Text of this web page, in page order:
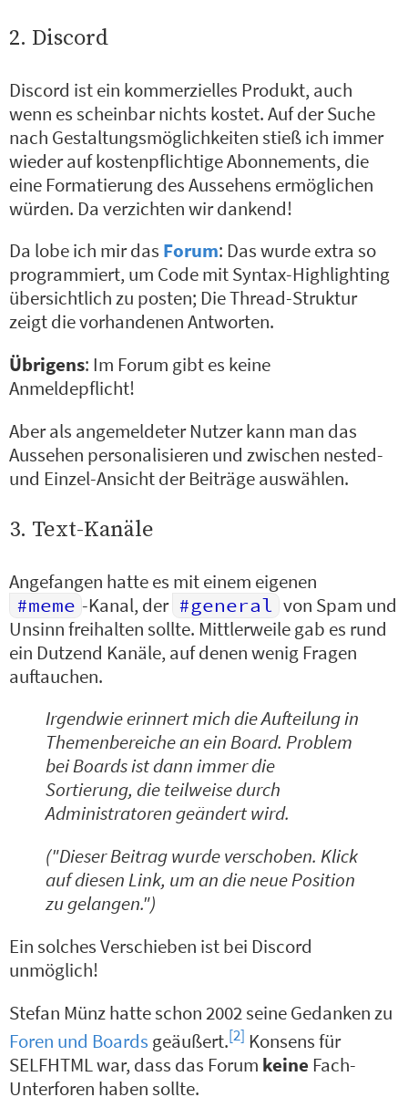
2. Discord
Discord ist ein kommerzielles Produkt, auch
wenn es scheinbar nichts kostet. Auf der Suche
nach Gestaltungsmöglichkeiten stieß ich immer
wieder auf kostenpflichtige Abonnements, die
eine Formatierung des Aussehens ermöglichen
würden. Da verzichten wir dankend!
Da lobe ich mir das Forum: Das wurde extra so
programmiert, um Code mit Syntax-Highlighting
übersichtlich zu posten; Die Thread-Struktur
zeigt die vorhandenen Antworten.
Übrigens: Im Forum gibt es keine
Anmeldepflicht!
Aber als angemeldeter Nutzer kann man das
Aussehen personalisieren und zwischen nested-
und Einzel-Ansicht der Beiträge auswählen.
3. Text-Kanäle
Angefangen hatte es mit einem eigenen
#meme -Kanal, der #general von Spam und
Unsinn freihalten sollte. Mittlerweile gab es rund
ein Dutzend Kanäle, auf denen wenig Fragen
auftauchen.
Irgendwie erinnert mich die Aufteilung in
Themenbereiche an ein Board. Problem
bei Boards ist dann immer die
Sortierung, die teilweise durch
Administratoren geändert wird.
("Dieser Beitrag wurde verschoben. Klick
auf diesen Link, um an die neue Position
zu gelangen.")
Ein solches Verschieben ist bei Discord
unmöglich!
Stefan Münz hatte schon 2002 seine Gedanken zu
Foren und Boards geäußert.[2] Konsens für
SELFHTML war, dass das Forum keine Fach-
Unterforen haben sollte.